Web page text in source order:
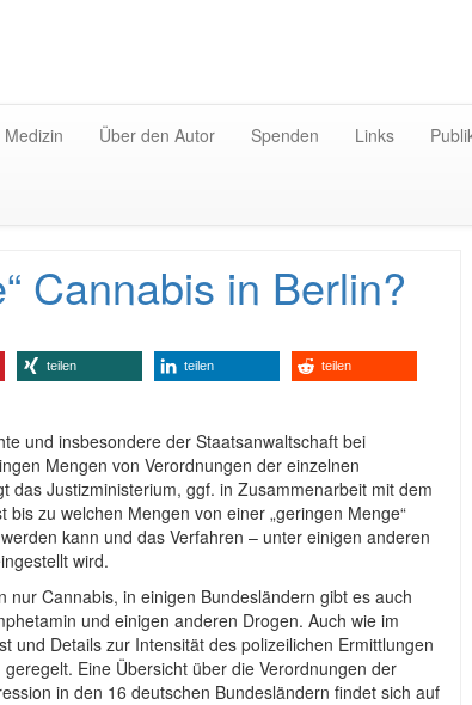
Über den Autor Spenden Links
Cannabis in Berlin?
teilen teilen teilen
und insbesondere der Staatsanwaltschaft bei
Mengen von Verordnungen der einzelnen
das Justizministerium, ggf. in Zusammenarbeit mit dem
bis zu welchen Mengen von einer „geringen Menge“
kann und das Verfahren – unter einigen anderen
wird.
nur Cannabis, in einigen Bundesländern gibt es auch
und einigen anderen Drogen. Auch wie im
und Details zur Intensität des polizeilichen Ermittlungen
Eine Übersicht über die Verordnungen der
in den 16 deutschen Bundesländern findet sich auf